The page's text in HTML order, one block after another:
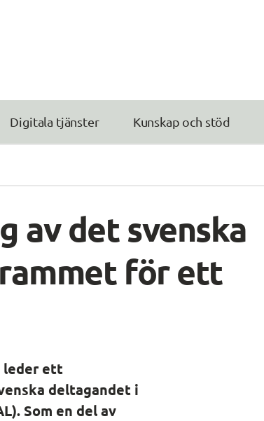
Digitala tjänster Kunskap och stöd
av det svenska
för ett
leder ett
deltagandet i
Som en del av